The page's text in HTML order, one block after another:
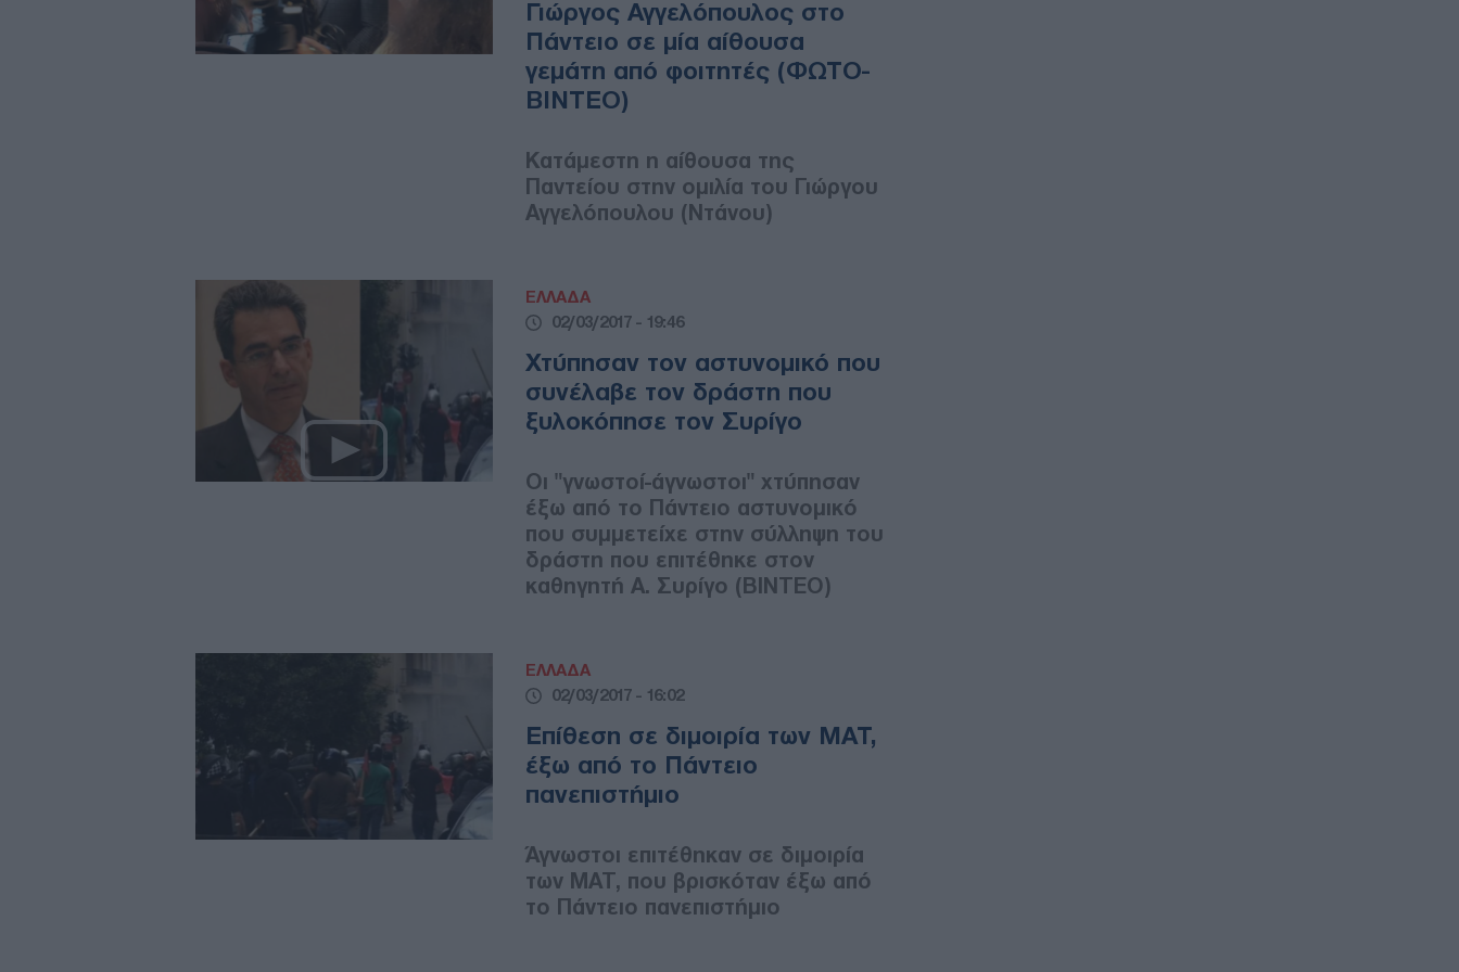
Γιώργος Αγγελόπουλος στο
Πάντειο σε μία αίθουσα
γεμάτη από φοιτητές (ΦΩΤΟ-
ΒΙΝΤΕΟ)
Κατάμεστη η αίθουσα της
Παντείου στην ομιλία του Γιώργου
Αγγελόπουλου (Ντάνου)
ΕΛΛΑΔΑ
02/03/2017 - 19:46
Χτύπησαν τον αστυνομικό που
συνέλαβε τον δράστη που
ξυλοκόπησε τον Συρίγο
Οι "γνωστοί-άγνωστοι" χτύπησαν
έξω από το Πάντειο αστυνομικό
που συμμετείχε στην σύλληψη του
δράστη που επιτέθηκε στον
καθηγητή Α. Συρίγο (ΒΙΝΤΕΟ)
ΕΛΛΑΔΑ
02/03/2017 - 16:02
Επίθεση σε διμοιρία των ΜΑΤ,
έξω από το Πάντειο
πανεπιστήμιο
Άγνωστοι επιτέθηκαν σε διμοιρία
των ΜΑΤ, που βρισκόταν έξω από
το Πάντειο πανεπιστήμιο